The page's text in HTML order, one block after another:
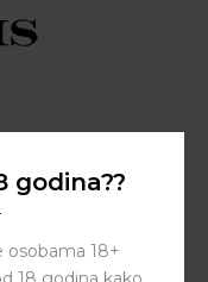
godina??
osobama 18+